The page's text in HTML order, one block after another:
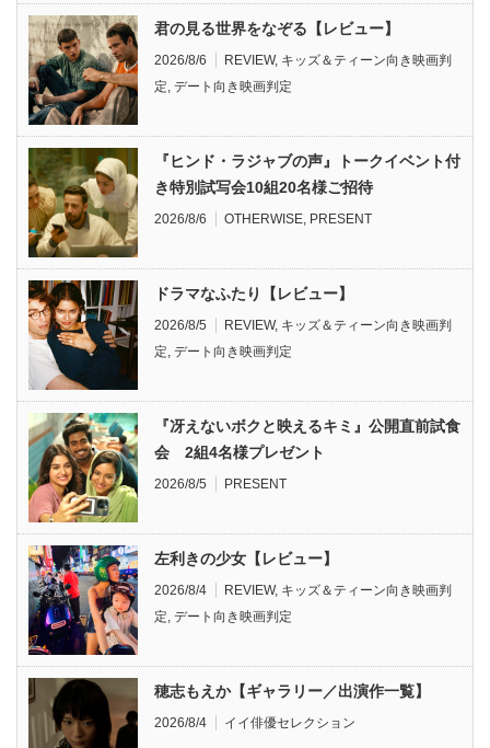
君の見る世界をなぞる【レビュー】
2026/8/6 REVIEW, キッズ＆ティーン向き映画判
定, デート向き映画判定
『ヒンド・ラジャブの声』トークイベント付
き特別試写会10組20名様ご招待
2026/8/6 OTHERWISE, PRESENT
ドラマなふたり【レビュー】
2026/8/5 REVIEW, キッズ＆ティーン向き映画判
定, デート向き映画判定
『冴えないボクと映えるキミ』公開直前試食
会 2組4名様プレゼント
2026/8/5 PRESENT
左利きの少女【レビュー】
2026/8/4 REVIEW, キッズ＆ティーン向き映画判
定, デート向き映画判定
穂志もえか【ギャラリー／出演作一覧】
2026/8/4 イイ俳優セレクション